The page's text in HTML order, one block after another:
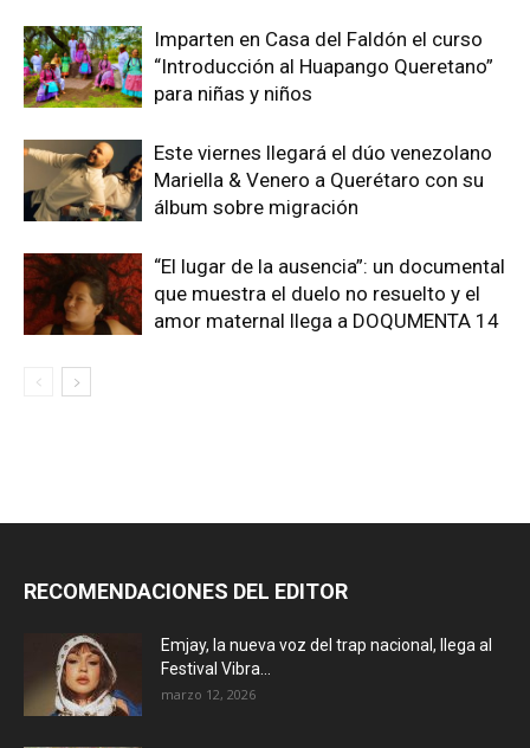
Imparten en Casa del Faldón el curso
“Introducción al Huapango Queretano”
para niñas y niños
Este viernes llegará el dúo venezolano
Mariella & Venero a Querétaro con su
álbum sobre migración
“El lugar de la ausencia”: un documental
que muestra el duelo no resuelto y el
amor maternal llega a DOQUMENTA 14
RECOMENDACIONES DEL EDITOR
Emjay, la nueva voz del trap nacional, llega al
Festival Vibra...
marzo 12, 2026